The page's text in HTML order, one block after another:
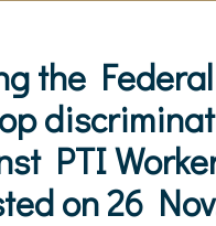
the
PTI
on 26